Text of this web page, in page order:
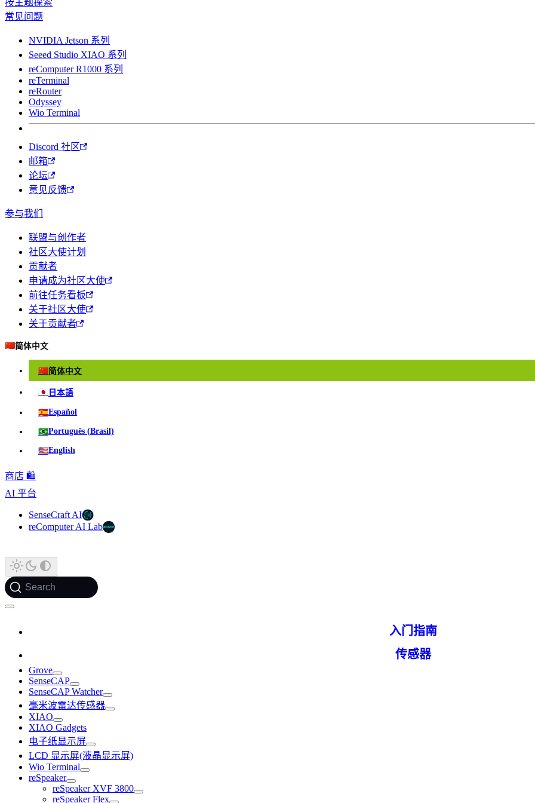
按主题探索
常见问题
NVIDIA Jetson 系列
Seeed Studio XIAO 系列
reComputer R1000 系列
reTerminal
reRouter
Odyssey
Wio Terminal
Discord 社区
邮箱
论坛
意见反馈
参与我们
联盟与创作者
社区大使计划
贡献者
申请成为社区大使
前往任务看板
关于社区大使
关于贡献者
🇨🇳简体中文
🇨🇳简体中文
🇯🇵 日本語
🇪🇸Español
🇧🇷Português (Brasil)
🇺🇸English
商店 🛍️
AI 平台
SenseCraft AI
reComputer AI Lab
Search
入门指南
传感器
Grove
SenseCAP
SenseCAP Watcher
毫米波雷达传感器
XIAO
XIAO Gadgets
电子纸显示屏
LCD 显示屏(液晶显示屏)
Wio Terminal
reSpeaker
reSpeaker XVF 3800
reSpeaker Flex